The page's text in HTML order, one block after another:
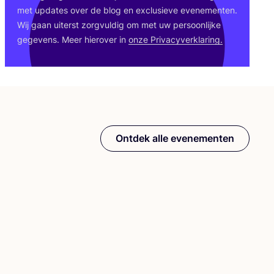
met upda­tes over de blog en exclu­sie­ve eve­ne­men­ten.
Wij gaan uiterst zorg­vul­dig om met uw per­soon­lij­ke
gege­vens. Meer hier­over in onze Pri­va­cy­ver­kla­ring.
Ontdek alle evenementen